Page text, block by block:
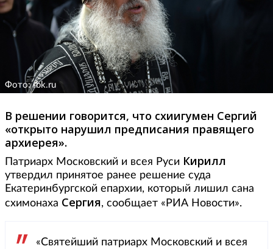
Фото: rbk.ru
В решении говорится, что схиигумен Сергий
«открыто нарушил предписания правящего
архиерея».
Патриарх Московский и всея Руси Кирилл
утвердил принятое ранее решение суда
Екатеринбургской епархии, который лишил сана
схимонаха Сергия, сообщает «РИА Новости».
«Святейший патриарх Московский и всея